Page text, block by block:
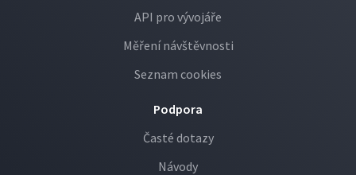
API pro vývojáře
Měření návštěvnosti
Seznam cookies
Podpora
Časté dotazy
Návody